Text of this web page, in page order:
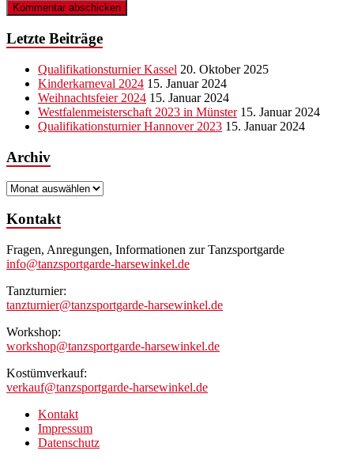
Letzte Beiträge
Qualifikationsturnier Kassel 20. Oktober 2025
Kinderkarneval 2024 15. Januar 2024
Weihnachtsfeier 2024 15. Januar 2024
Westfalenmeisterschaft 2023 in Münster 15. Januar 2024
Qualifikationsturnier Hannover 2023 15. Januar 2024
Archiv
Archiv
Kontakt
Fragen, Anregungen, Informationen zur Tanzsportgarde
info@tanzsportgarde-harsewinkel.de
Tanzturnier:
tanzturnier@tanzsportgarde-harsewinkel.de
Workshop:
workshop@tanzsportgarde-harsewinkel.de
Kostümverkauf:
verkauf@tanzsportgarde-harsewinkel.de
Kontakt
Impressum
Datenschutz